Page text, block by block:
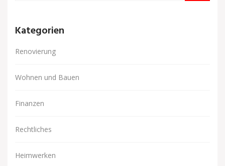
Kategorien
Renovierung
Wohnen und Bauen
Finanzen
Rechtliches
Heimwerken